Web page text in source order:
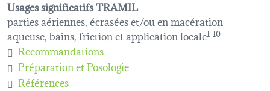
Usages significatifs TRAMIL
parties aériennes, écrasées et/ou en macération
aqueuse, bains, friction et application locale1-10
Recommandations
Préparation et Posologie
Références